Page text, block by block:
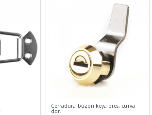
Cerradura buzon keya pres. curva
dor.